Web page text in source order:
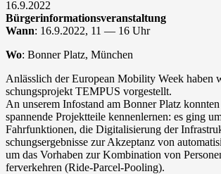
16.9.2022
Bür­ger­infor­ma­ti­ons­ver­an­stal­tung
Wann: 16.9.2022, 11 — 16 Uhr
Wo: Bon­ner Platz, München
Anläss­lich der Euro­pean Mobi­li­ty Week haben
schungs­pro­jekt TEMPUS vorgestellt.
An unse­rem Info­stand am Bon­ner Platz
span­nen­de Pro­jekt­teile ken­nen­ler­nen: es ging
Fahr­funk­tio­nen, die Digi­ta­li­sie­rung der
schungs­er­geb­nis­se zur Akzep­tanz von
um das Vor­ha­ben zur Kom­bi­na­ti­on von
fer­ver­keh­ren (Ride-Parcel-Pooling).